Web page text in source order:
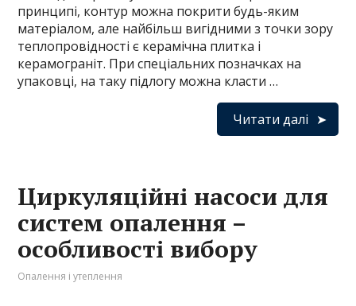
принципі, контур можна покрити будь-яким
матеріалом, але найбільш вигідними з точки зору
теплопровідності є керамічна плитка і
керамограніт. При спеціальних позначках на
упаковці, на таку підлогу можна класти …
Читати далі
Циркуляційні насоси для
систем опалення –
особливості вибору
Опалення і утеплення